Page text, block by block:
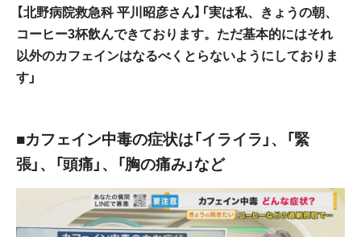
【北野病院救急科 平川昭彦さん】「実は私、きょうの朝、
コーヒー3杯飲んできております。ただ基本的にはそれ
以外のカフェインはなるべくとらないようにしておりま
す」
■カフェイン中毒の症状は「イライラ」、「緊
張」、「頭痛」、「胸の痛み」など